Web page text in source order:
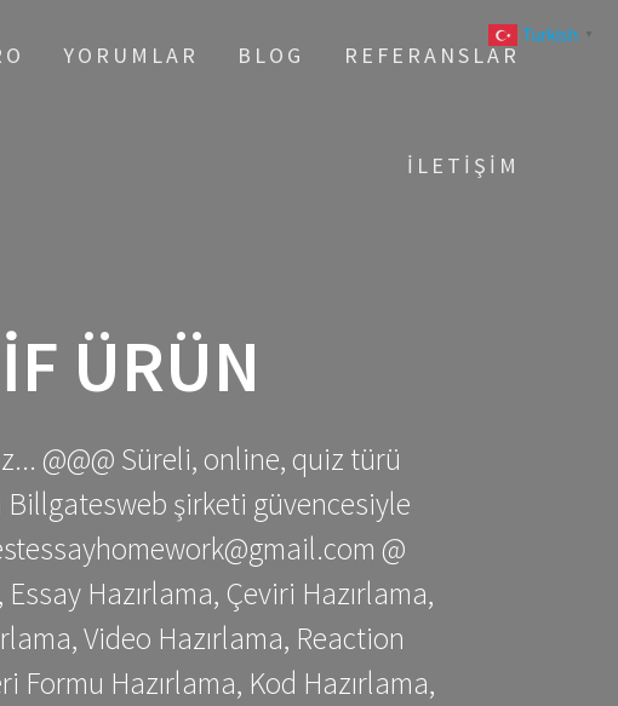
YORUMLAR BLOG REFERANSLAR
İLETIŞIM
ÜRÜN
@@@ Süreli, online, quiz türü
Billgatesweb şirketi güvencesiyle
@
Hazırlama, Çeviri Hazırlama,
Video Hazırlama, Reaction
Formu Hazırlama, Kod Hazırlama,
Turkish ▼